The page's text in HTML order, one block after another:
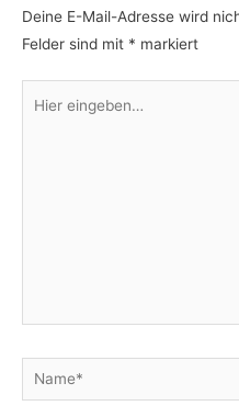
Deine E-Mail-Adresse wird
Felder sind mit * markiert
eingeben…
Name*